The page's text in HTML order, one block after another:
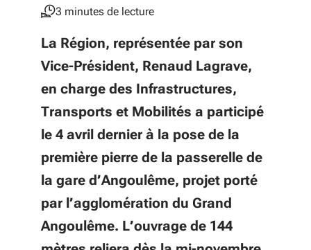
3 minutes de lecture
La Région, représentée par son
Vice-Président, Renaud Lagrave,
en charge des Infrastructures,
Transports et Mobilités a participé
le 4 avril dernier à la pose de la
première pierre de la passerelle de
la gare d’Angoulême, projet porté
par l’agglomération du Grand
Angoulême. L’ouvrage de 144